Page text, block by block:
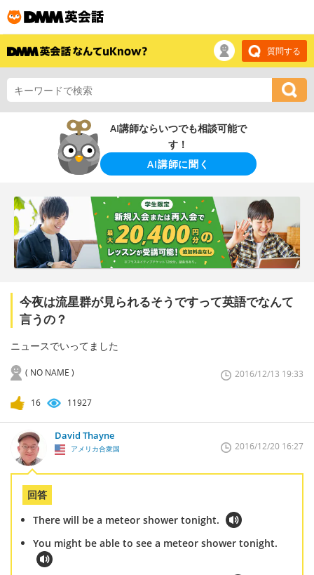
質問する
AI講師ならいつでも相談可能で
す！
AI講師に聞く
今夜は流星群が見られるそうですって英語でなんて
言うの？
ニュースでいってました
( NO NAME ) 2016/12/13 19:33
16 11927
David Thayne
アメリカ合衆国 2016/12/20 16:27
回答
There will be a meteor shower tonight.
You might be able to see a meteor shower tonight.